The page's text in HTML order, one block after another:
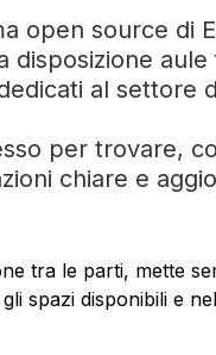
open source di
disposizione
al settore
per trovare,
chiare e
tra le parti, mette
spazi disponibili e nel